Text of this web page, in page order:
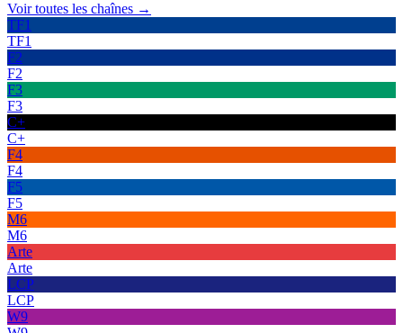
Voir toutes les chaînes →
TF1
TF1
F2
F2
F3
F3
C+
C+
F4
F4
F5
F5
M6
M6
Arte
Arte
LCP
LCP
W9